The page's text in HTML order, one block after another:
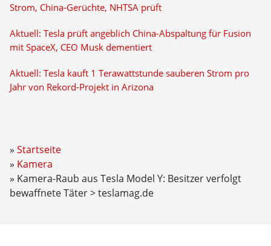
Strom, China-Gerüchte, NHTSA prüft
Aktuell: Tesla prüft angeblich China-Abspaltung für Fusion
mit SpaceX, CEO Musk dementiert
Aktuell: Tesla kauft 1 Terawattstunde sauberen Strom pro
Jahr von Rekord-Projekt in Arizona
Startseite
Kamera
Kamera-Raub aus Tesla Model Y: Besitzer verfolgt
bewaffnete Täter > teslamag.de